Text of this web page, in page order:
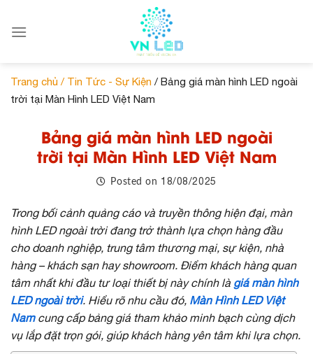
Trang chủ / Tin Tức - Sự Kiện / Bảng giá màn hình LED ngoài
trời tại Màn Hình LED Việt Nam
Bảng giá màn hình LED ngoài
trời tại Màn Hình LED Việt Nam
Posted on 18/08/2025
Trong bối cảnh quảng cáo và truyền thông hiện đại, màn
hình LED ngoài trời đang trở thành lựa chọn hàng đầu
cho doanh nghiệp, trung tâm thương mại, sự kiện, nhà
hàng – khách sạn hay showroom. Điểm khách hàng quan
tâm nhất khi đầu tư loại thiết bị này chính là giá màn hình
LED ngoài trời. Hiểu rõ nhu cầu đó, Màn Hình LED Việt
Namcung cấp bảng giá tham khảo minh bạch cùng dịch
vụ lắp đặt trọn gói, giúp khách hàng yên tâm khi lựa chọn.